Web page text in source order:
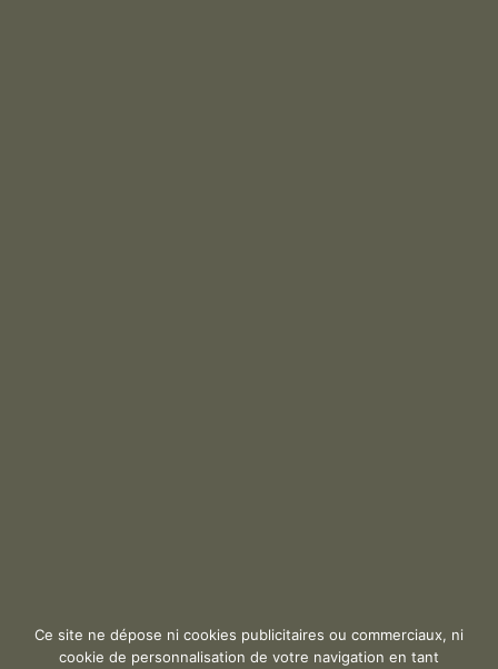
Ce site ne dépose ni cookies publicitaires ou commerciaux, ni
cookie de personnalisation de votre navigation en tant